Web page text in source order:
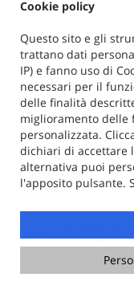
Autoborzoli Di Cavallaro
Via Borzoli, 68/a, Genova
C.F/P.IVA:01153970106
Registro delle imprese:GE
Copyright © 2026
riservati -Leggi
Cookie policy
Questo sito e gli
trattano dati
IP) e fanno uso di
necessari per il
delle finalità
miglioramento delle
personalizzata.
dichiari di accettare
alternativa puoi
l'apposito pulsante.